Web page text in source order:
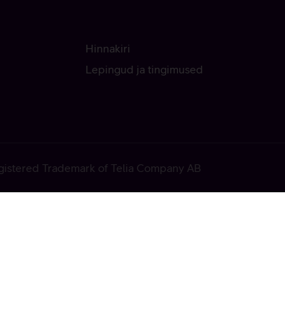
Hinnakiri
Lepingud ja tingimused
Trademark of Telia Company AB